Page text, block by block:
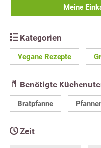
Meine
Kategorien
Vegane Rezepte
Benötigte
Bratpfanne
Zeit